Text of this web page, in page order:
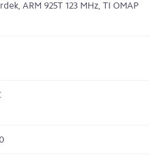
ARM 925T 123 MHz, TI OMAP